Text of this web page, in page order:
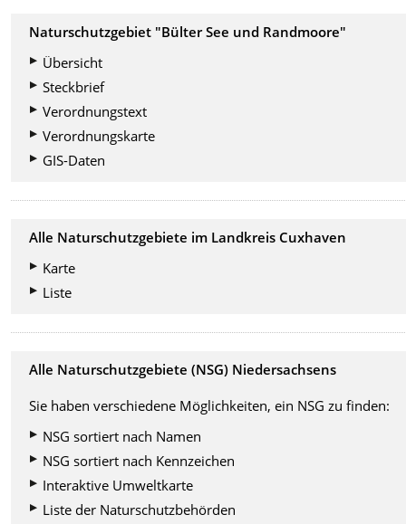
Naturschutzgebiet "Bülter See und Randmoore"
Übersicht
Steckbrief
Verordnungstext
Verordnungskarte
GIS-Daten
Alle Naturschutzgebiete im Landkreis Cuxhaven
Karte
Liste
Alle Naturschutzgebiete (NSG) Niedersachsens
Sie haben verschiedene Möglichkeiten, ein NSG zu finden:
NSG sortiert nach Namen
NSG sortiert nach Kennzeichen
Interaktive Umweltkarte
Liste der Naturschutzbehörden